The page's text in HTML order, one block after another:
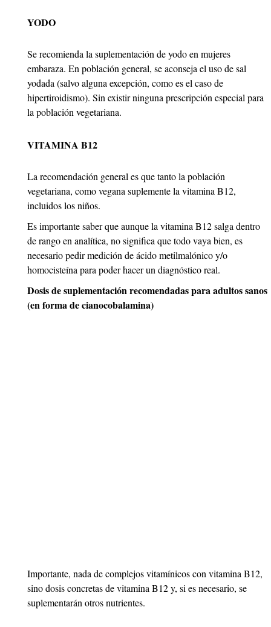
YODO
Se recomienda la suplementación de yodo en mujeres
embaraza. En población general, se aconseja el uso de sal
yodada (salvo alguna excepción, como es el caso de
hipertiroidismo). Sin existir ninguna prescripción especial para
la población vegetariana.
VITAMINA B12
La recomendación general es que tanto la población
vegetariana, como vegana suplemente la vitamina B12,
incluidos los niños.
Es importante saber que aunque la vitamina B12 salga dentro
de rango en analítica, no significa que todo vaya bien, es
necesario pedir medición de ácido metilmalónico y/o
homocisteína para poder hacer un diagnóstico real.
Dosis de suplementación recomendadas para adultos sanos
(en forma de cianocobalamina)
Importante, nada de complejos vitamínicos con vitamina B12,
sino dosis concretas de vitamina B12 y, si es necesario, se
suplementarán otros nutrientes.